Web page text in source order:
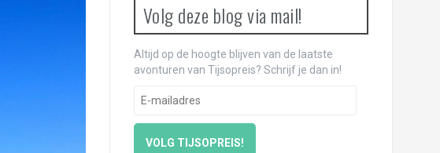
Volg deze blog via mail!
Altijd op de hoogte blijven van de laatste
avonturen van Tijsopreis? Schrijf je dan in!
m